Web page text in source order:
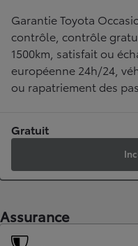
Garantie Toyota
contrôle, contrôle
1500km, satisfait ou
européenne 24h/24,
ou rapatriement des
Gratuit
Assurance